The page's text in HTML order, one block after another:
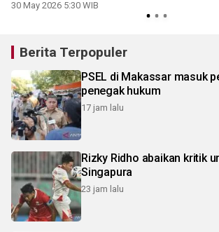
30 May 2026 5:30 WIB
Berita Terpopuler
PSEL di Makassar masuk
penegak hukum
17 jam lalu
Rizky Ridho abaikan kritik
Singapura
23 jam lalu